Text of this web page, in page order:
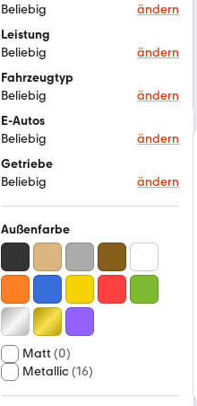
Beliebig
ändern
Leistung
Beliebig
ändern
Fahrzeugtyp
Beliebig
ändern
E-Autos
Beliebig
ändern
Getriebe
Beliebig
ändern
Außenfarbe
Matt (0)
Metallic(16)